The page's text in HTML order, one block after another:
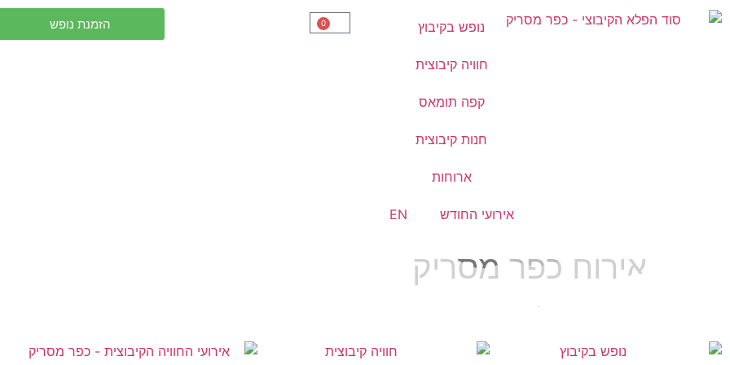
נופש בקיבוץ
חוויה קיבוצית
קפה תומאס
חנות קיבוצית
ארוחות
אירועי החודש EN
0 הזמנת נופש
אירוח כפר מסריק